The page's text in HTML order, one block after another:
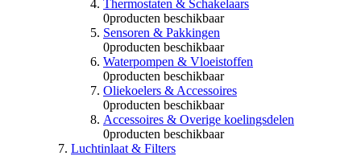
Thermostaten & Schakelaars
0producten beschikbaar
Sensoren & Pakkingen
0producten beschikbaar
Waterpompen & Vloeistoffen
0producten beschikbaar
Oliekoelers & Accessoires
0producten beschikbaar
Accessoires & Overige koelingsdelen
0producten beschikbaar
Luchtinlaat & Filters